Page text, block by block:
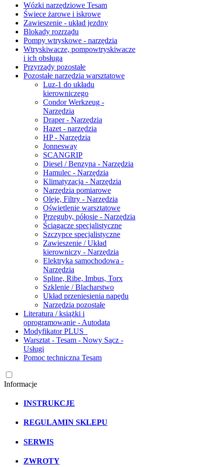
Wózki narzędziowe Tesam
Świece żarowe i iskrowe
Zawieszenie - układ jezdny
Blokady rozrządu
Pompy wtryskowe - narzędzia
Wtryskiwacze, pompowtryskiwacze
i ich obsługa
Przyrządy pozostałe
Pozostałe narzędzia warsztatowe
Luz-1 do układu
kierowniczego
Condor Werkzeug -
Narzędzia
Draper - Narzędzia
Hazet - narzędzia
HP - Narzędzia
Jonnesway
SCANGRIP
Diesel / Benzyna - Narzędzia
Hamulec - Narzędzia
Klimatyzacja - Narzędzia
Narzędzia pomiarowe
Oleje, Filtry - Narzędzia
Oświetlenie warsztatowe
Przeguby, półosie - Narzędzia
Ściągacze specjalistyczne
Szczypce specjalistyczne
Zawieszenie / Układ
kierowniczy - Narzędzia
Elektryka samochodowa -
Narzędzia
Spline, Ribe, Imbus, Torx
Szklenie / Blacharstwo
Układ przeniesienia napędu
Narzędzia pozostałe
Literatura / książki i
oprogramowanie - Autodata
Modyfikator PLUS
Warsztat - Tesam - Nowy Sącz -
Usługi
Pomoc techniczna Tesam
Informacje
INSTRUKCJE
REGULAMIN SKLEPU
SERWIS
ZWROTY